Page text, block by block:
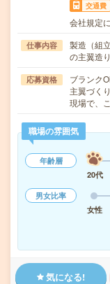
交通費
会社規定
仕事内容
製造（組
の主翼造
応募資格
ブランク
主翼づく
現場で、
職場の雰囲気
年齢層
20代
男女比率
女性
気になる!